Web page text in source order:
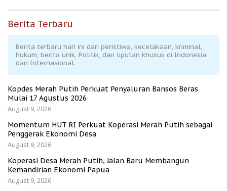
Berita Terbaru
Berita terbaru hari ini dari peristiwa, kecelakaan, kriminal,
hukum, berita unik, Politik, dan liputan khusus di Indonesia
dan Internasional.
Kopdes Merah Putih Perkuat Penyaluran Bansos Beras
Mulai 17 Agustus 2026
August 9, 2026
Momentum HUT RI Perkuat Koperasi Merah Putih sebagai
Penggerak Ekonomi Desa
August 9, 2026
Koperasi Desa Merah Putih, Jalan Baru Membangun
Kemandirian Ekonomi Papua
August 9, 2026